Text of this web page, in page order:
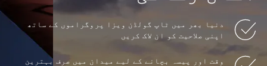
دنیا بھر میں ٹاپ گولڈن ویزا پروگراموں کے ساتھ
اپنی صلاحیت کو ان لاک کریں
وقت اور پیسہ بچانے کے لیے میدان میں صرف بہترین